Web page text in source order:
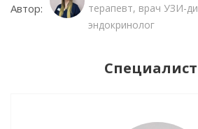
Автор:
терапевт, врач УЗИ-
эндокринолог